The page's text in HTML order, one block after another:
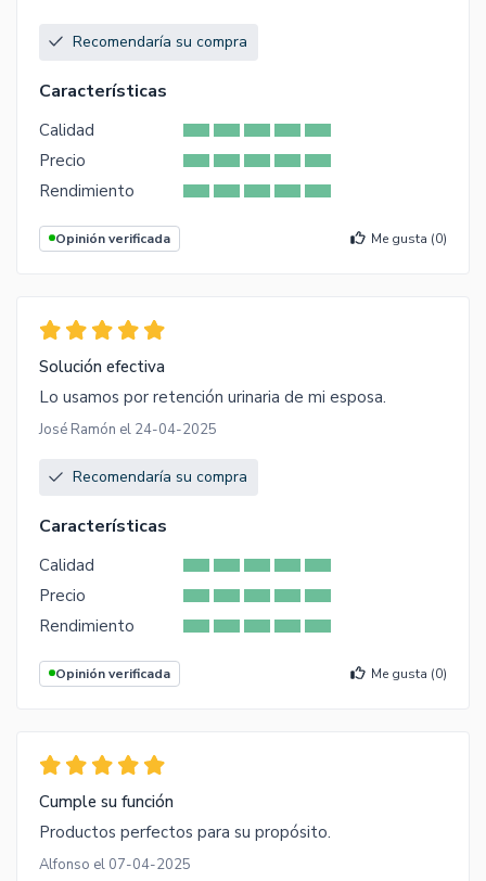
Recomendaría su compra
Características
Calidad
Precio
Rendimiento
Opinión verificada Me gusta (0)
Solución efectiva
Lo usamos por retención urinaria de mi esposa.
José Ramón el 24-04-2025
Recomendaría su compra
Características
Calidad
Precio
Rendimiento
Opinión verificada Me gusta (0)
Cumple su función
Productos perfectos para su propósito.
Alfonso el 07-04-2025